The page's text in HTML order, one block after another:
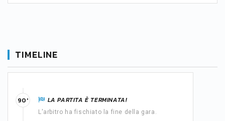
TIMELINE
LA PARTITA È TERMINATA!
L'arbitro ha fischiato la fine della gara.
90'